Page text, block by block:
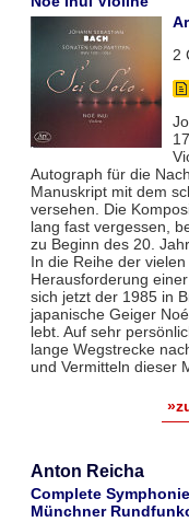
2
Autograph für die
Manuskript mit dem
versehen. Die
lang fast vergessen,
zu Beginn des 20.
In die Reihe der
Herausforderung
sich jetzt der 1985 in
japanische Geiger
lebt. Auf sehr
lange Wegstrecke
und Vermitteln dieser
Anton Reicha
Complete
Münchner